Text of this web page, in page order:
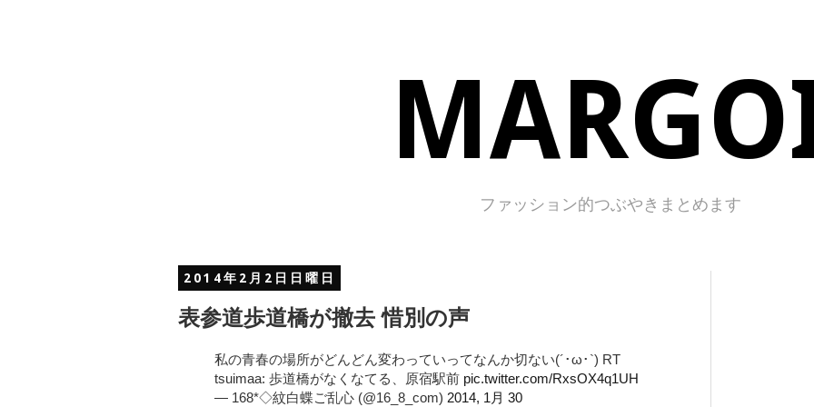
ファッション的つぶやきまとめます
2014年2月2日日曜日
表参道歩道橋が撤去 惜別の声
私の青春の場所がどんどん変わっていってなんか切ない(´･ω･`) RT
tsuimaa: 歩道橋がなくなてる、原宿駅前 pic.twitter.com/RxsOX4q1UH
— 168*◇紋白蝶ご乱心 (@16_8_com) 2014, 1月 30